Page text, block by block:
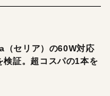
セリア）の60W対応
証。超コスパの1本を